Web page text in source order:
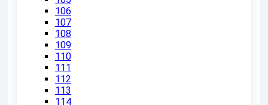
106
107
108
109
110
111
112
113
114